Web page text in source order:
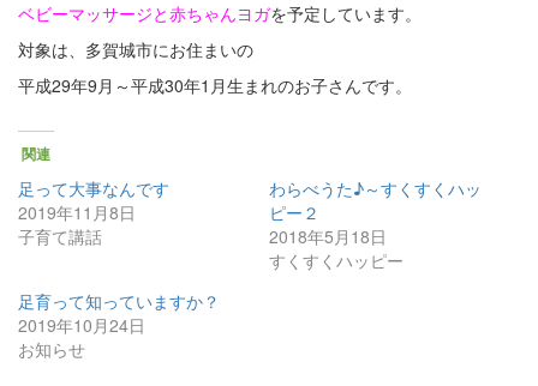
ベビーマッサージと赤ちゃんヨガを予定しています。
対象は、多賀城市にお住まいの
平成29年9月～平成30年1月生まれのお子さんです。
関連
足って大事なんです
2019年11月8日
子育て講話
わらべうた♪～すくすくハッ
ピー２
2018年5月18日
すくすくハッピー
足育って知っていますか？
2019年10月24日
お知らせ